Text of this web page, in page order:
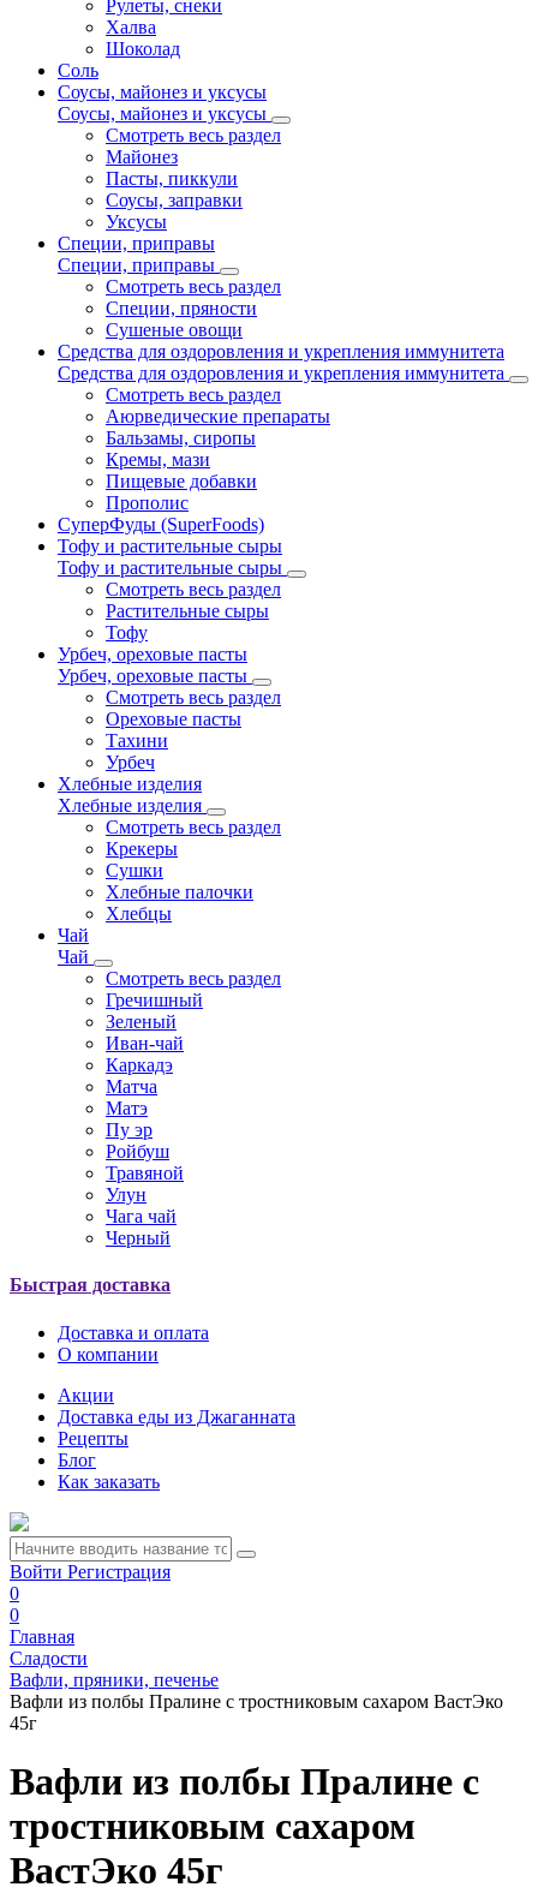
Рулеты, снеки
Халва
Шоколад
Соль
Соусы, майонез и уксусы
Соусы, майонез и уксусы
Смотреть весь раздел
Майонез
Пасты, пиккули
Соусы, заправки
Уксусы
Специи, приправы
Специи, приправы
Смотреть весь раздел
Специи, пряности
Сушеные овощи
Средства для оздоровления и укрепления иммунитета
Средства для оздоровления и укрепления иммунитета
Смотреть весь раздел
Аюрведические препараты
Бальзамы, сиропы
Кремы, мази
Пищевые добавки
Прополис
СуперФуды (SuperFoods)
Тофу и растительные сыры
Тофу и растительные сыры
Смотреть весь раздел
Растительные сыры
Тофу
Урбеч, ореховые пасты
Урбеч, ореховые пасты
Смотреть весь раздел
Ореховые пасты
Тахини
Урбеч
Хлебные изделия
Хлебные изделия
Смотреть весь раздел
Крекеры
Сушки
Хлебные палочки
Хлебцы
Чай
Чай
Смотреть весь раздел
Гречишный
Зеленый
Иван-чай
Каркадэ
Матча
Матэ
Пу эр
Ройбуш
Травяной
Улун
Чага чай
Черный
Быстрая доставка
Доставка и оплата
О компании
Акции
Доставка еды из Джаганната
Рецепты
Блог
Как заказать
Войти Регистрация
0
0
Главная
Сладости
Вафли, пряники, печенье
Вафли из полбы Пралине с тростниковым сахаром ВастЭко
45г
Вафли из полбы Пралине с
тростниковым сахаром
ВастЭко 45г